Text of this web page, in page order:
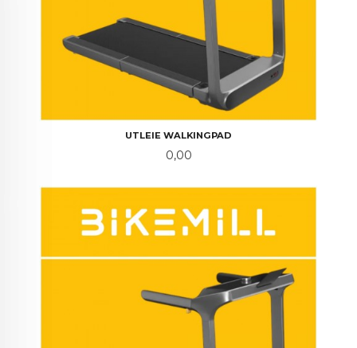
UTLEIE WALKINGPAD
Pris
0,00